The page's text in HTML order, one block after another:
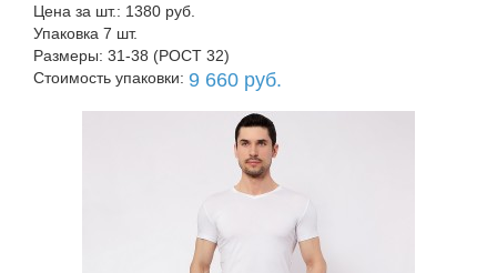
Цена за шт.: 1380 руб.
Упаковка 7 шт.
Размеры: 31-38 (РОСТ 32)
Стоимость упаковки: 9 660 руб.